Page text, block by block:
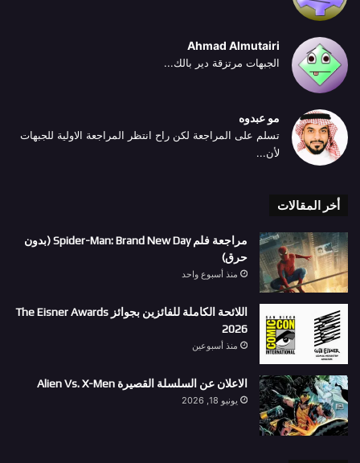
Ahmad Almutairi
الجبهات مرتزقة دير بالك...
مو عبدوه
تسلم على المراجعة لكن راح انتظر المراجعة الاولية للجبهات
لأن...
أخر المقالات
مراجعة فلم Spider-Man: Brand New Day (بدون
حرق)
منذ أسبوع واحد
اللائحة الكاملة للفائزين بجوائز The Eisner Awards
2026
منذ أسبوعين
الاعلان عن السلسلة القصيرة Alien Vs. X-Men
يونيو 18, 2026